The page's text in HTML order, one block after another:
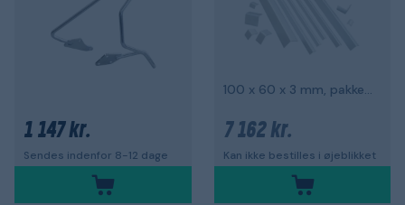
1 147 kr.
Sendes indenfor 8-12 dage
100 x 60 x 3 mm, pakke med 500
7 162 kr.
Kan ikke bestilles i øjeblikket